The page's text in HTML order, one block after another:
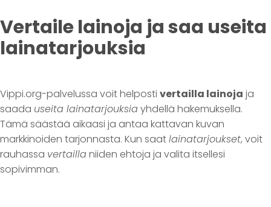
Vertaile lainoja ja saa useita
lainatarjouksia
Vippi.org-palvelussa voit helposti vertailla lainoja ja
saada useita lainatarjouksiayhdellä hakemuksella.
Tämä säästää aikaasi ja antaa kattavan kuvan
markkinoiden tarjonnasta. Kun saatlainatarjoukset, voit
rauhassa vertaillaniiden ehtoja ja valita itsellesi
sopivimman.